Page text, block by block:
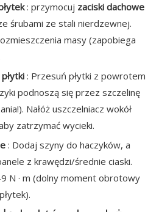
: przymocuj zaciski dachowe
śrubami ze stali nierdzewnej.
masy (zapobiega
: Przesuń płytki z powrotem
podnoszą się przez szczelinę
Nałóż uszczelniacz wokół
zatrzymać wycieki.
: Dodaj szyny do haczyków, a
z krawędzi/średnie ciaski.
N · m (dolny moment obrotowy